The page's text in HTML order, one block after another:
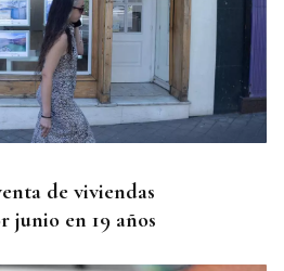
de viviendas
junio en 19 años